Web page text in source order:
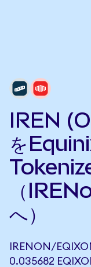
IREN
を
（
へ）
IRENON/
0.035682